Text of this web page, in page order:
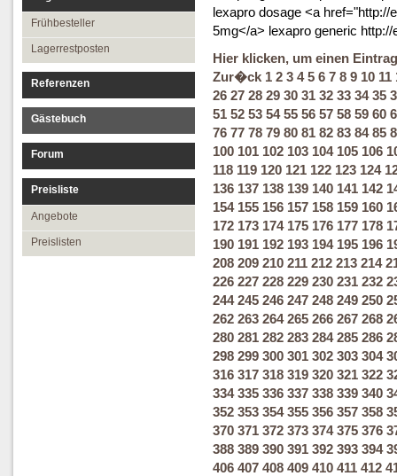
Frühbesteller
Lagerrestposten
Referenzen
Gästebuch
Forum
Preisliste
Angebote
Preislisten
lexapro dosage <a
5mg</a> lexapro generic
Hier klicken, um einen
Zur�ck 1 2 3 4 5 6 7 8 9 10 11
26 27 28 29 30 31 32 33 34 35
51 52 53 54 55 56 57 58 59 60
76 77 78 79 80 81 82 83 84 85
100 101 102 103 104 105 106
118 119 120 121 122 123 124
136 137 138 139 140 141 142
154 155 156 157 158 159 160
172 173 174 175 176 177 178
190 191 192 193 194 195 196
208 209 210 211 212 213 214
226 227 228 229 230 231 232
244 245 246 247 248 249 250
262 263 264 265 266 267 268
280 281 282 283 284 285 286
298 299 300 301 302 303 304
316 317 318 319 320 321 322
334 335 336 337 338 339 340
352 353 354 355 356 357 358
370 371 372 373 374 375 376
388 389 390 391 392 393 394
406 407 408 409 410 411 412